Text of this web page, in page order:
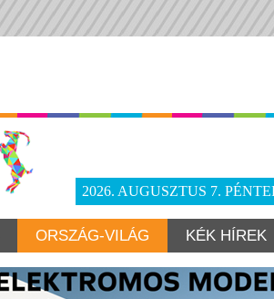
2026. AUGUSZTUS 7.
ORSZÁG-VILÁG KÉK HÍREK